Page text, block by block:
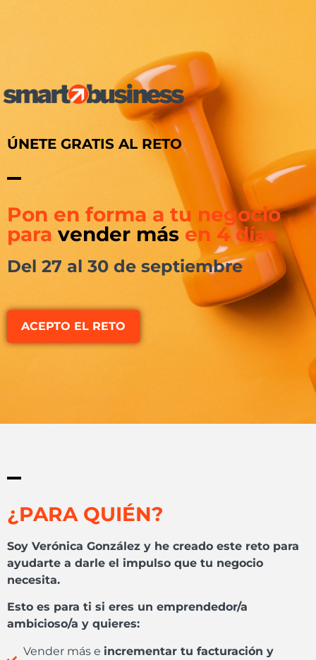
ÚNETE GRATIS AL RETO
Pon en forma a tu negocio
para vender más en 4 días
Del 27 al 30 de septiembre
ACEPTO EL RETO
¿PARA QUIÉN?
Soy Verónica González y he creado este reto para
ayudarte a darle el impulso que tu negocio
necesita.
Esto es para ti si eres un emprendedor/a
ambicioso/a y quieres:
Vender más e incrementar tu facturación y